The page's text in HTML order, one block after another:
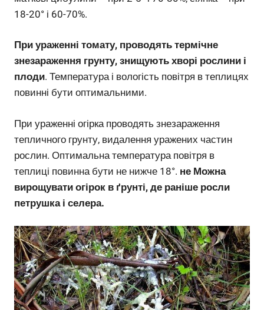
18-20° і 60-70%.
При ураженні томату, проводять термічне
знезараження грунту, знищують хворі рослини і
плоди. Температура і вологість повітря в теплицях
повинні бути оптимальними.
При ураженні огірка проводять знезараження
тепличного грунту, видалення уражених частин
рослин. Оптимальна температура повітря в
теплиці повинна бути не нижче 18°. не Можна
вирощувати огірок в ґрунті, де раніше росли
петрушка і селера.